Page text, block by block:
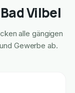
Vilbel
alle gängigen
Gewerbe ab.